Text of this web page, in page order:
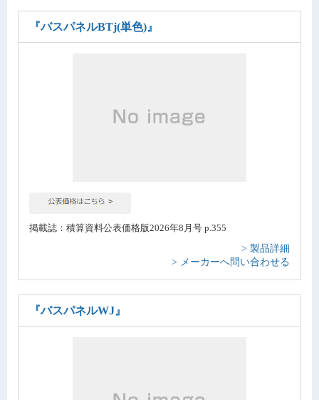
『バスパネルBTj(単色)』
掲載誌：積算資料公表価格版2026年8月号 p.355
> 製品詳細
> メーカーへ問い合わせる
『バスパネルWJ』